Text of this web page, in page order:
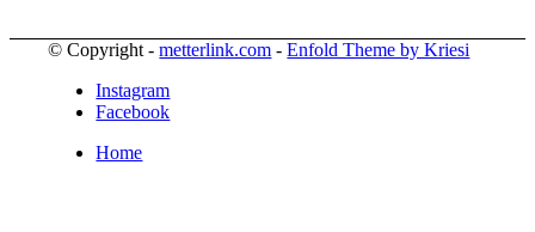
© Copyright -metterlink.com -Enfold Theme by Kriesi
Instagram
Facebook
Home